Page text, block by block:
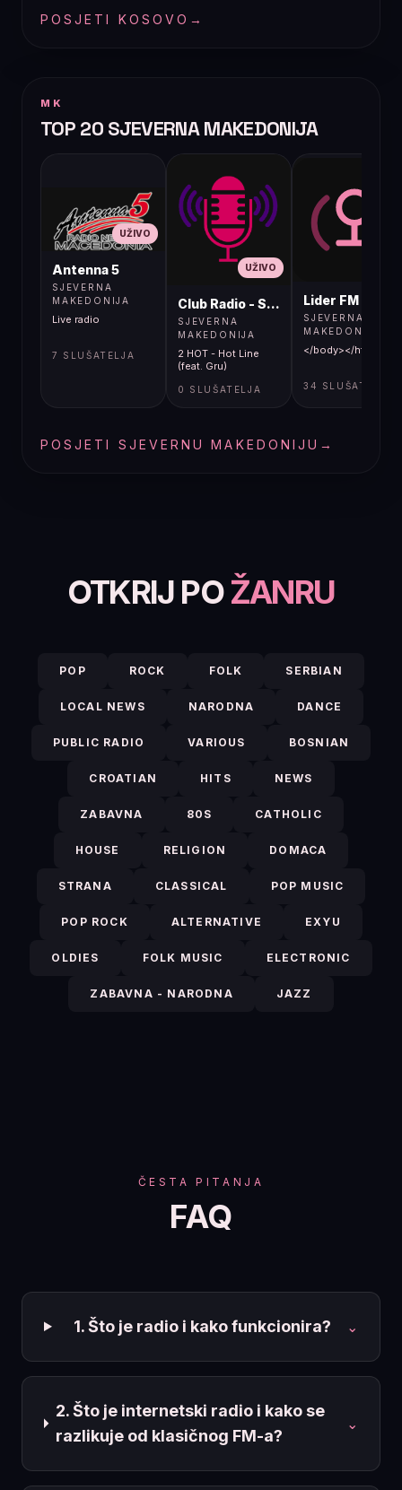
POSJETI KOSOVO →
MK
TOP 20 SJEVERNA MAKEDONIJA
UŽIVO
Antenna 5
SJEVERNA
MAKEDONIJA
Live radio
7 SLUŠATELJA
UŽIVO
Club Radio - Skopje, Mcedonia
SJEVERNA
MAKEDONIJA
2 HOT - Hot Line
(feat. Gru)
0 SLUŠATELJA
Lider FM 107,4
SJEVERNA
MAKEDONIJA
</body></html>
34 SLUŠATELJA
POSJETI SJEVERNU MAKEDONIJU →
OTKRIJ POŽANRU
POP ROCK FOLK SERBIAN
LOCAL NEWS NARODNA DANCE
PUBLIC RADIO VARIOUS BOSNIAN
CROATIAN HITS NEWS
ZABAVNA 80S CATHOLIC
HOUSE RELIGION DOMACA
STRANA CLASSICAL POP MUSIC
POP ROCK ALTERNATIVE EXYU
OLDIES FOLK MUSIC ELECTRONIC
ZABAVNA - NARODNA JAZZ
ČESTA PITANJA
FAQ
1. Što je radio i kako funkcionira? ⌄
2. Što je internetski radio i kako se
razlikuje od klasičnog FM-a?
⌄